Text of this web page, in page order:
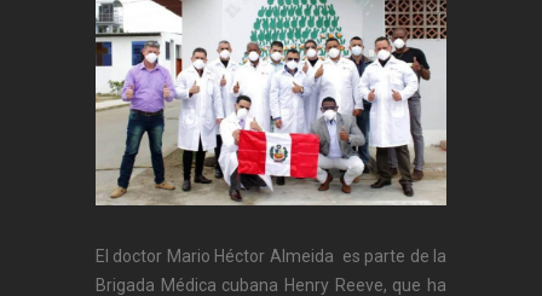
El doctor Mario Héctor Almeida es parte de la
Brigada Médica cubana Henry Reeve, que ha